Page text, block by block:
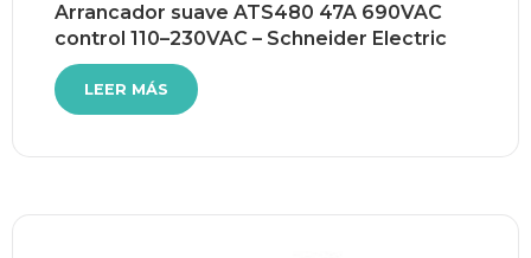
Arrancador suave ATS480 47A 690VAC
control 110–230VAC – Schneider Electric
LEER MÁS